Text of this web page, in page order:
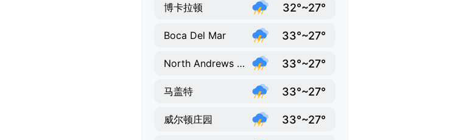
博卡拉顿 32°~27°
Boca Del Mar 33°~27°
North Andrews Gardens 33°~27°
马盖特 33°~27°
威尔顿庄园 33°~27°